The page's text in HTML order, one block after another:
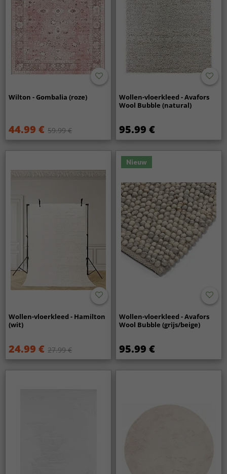
Wilton - Gombalia (roze)
44.99 € 59.99 €
Wollen-vloerkleed - Avafors
Wool Bubble (natural)
95.99 €
Wollen-vloerkleed - Hamilton
(wit)
24.99 € 27.99 €
Nieuw
Wollen-vloerkleed - Avafors
Wool Bubble (grijs/beige)
95.99 €